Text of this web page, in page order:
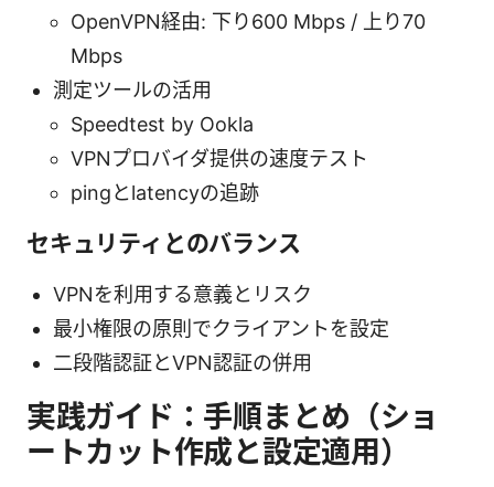
OpenVPN経由: 下り600 Mbps / 上り70
Mbps
測定ツールの活用
Speedtest by Ookla
VPNプロバイダ提供の速度テスト
pingとlatencyの追跡
セキュリティとのバランス
VPNを利用する意義とリスク
最小権限の原則でクライアントを設定
二段階認証とVPN認証の併用
実践ガイド：手順まとめ（ショ
ートカット作成と設定適用）